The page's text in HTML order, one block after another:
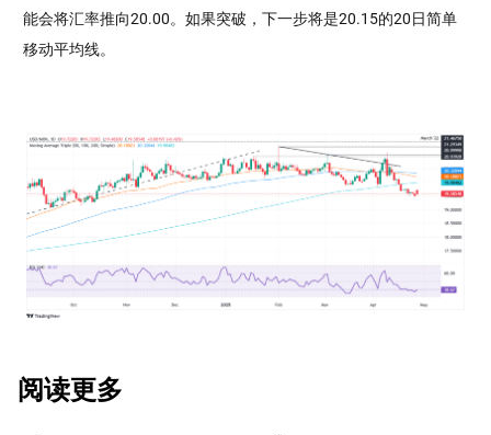
能会将汇率推向20.00。如果突破，下一步将是20.15的20日简单
移动平均线。
阅读更多